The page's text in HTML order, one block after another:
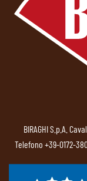
BIRAGHI S.p.A.
Telefono +39-0172-